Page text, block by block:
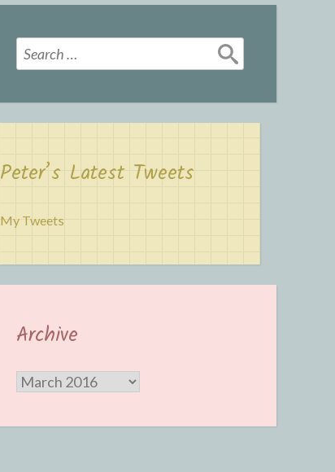
Search
for:
Peter’s Latest Tweets
My Tweets
Archive
Archive